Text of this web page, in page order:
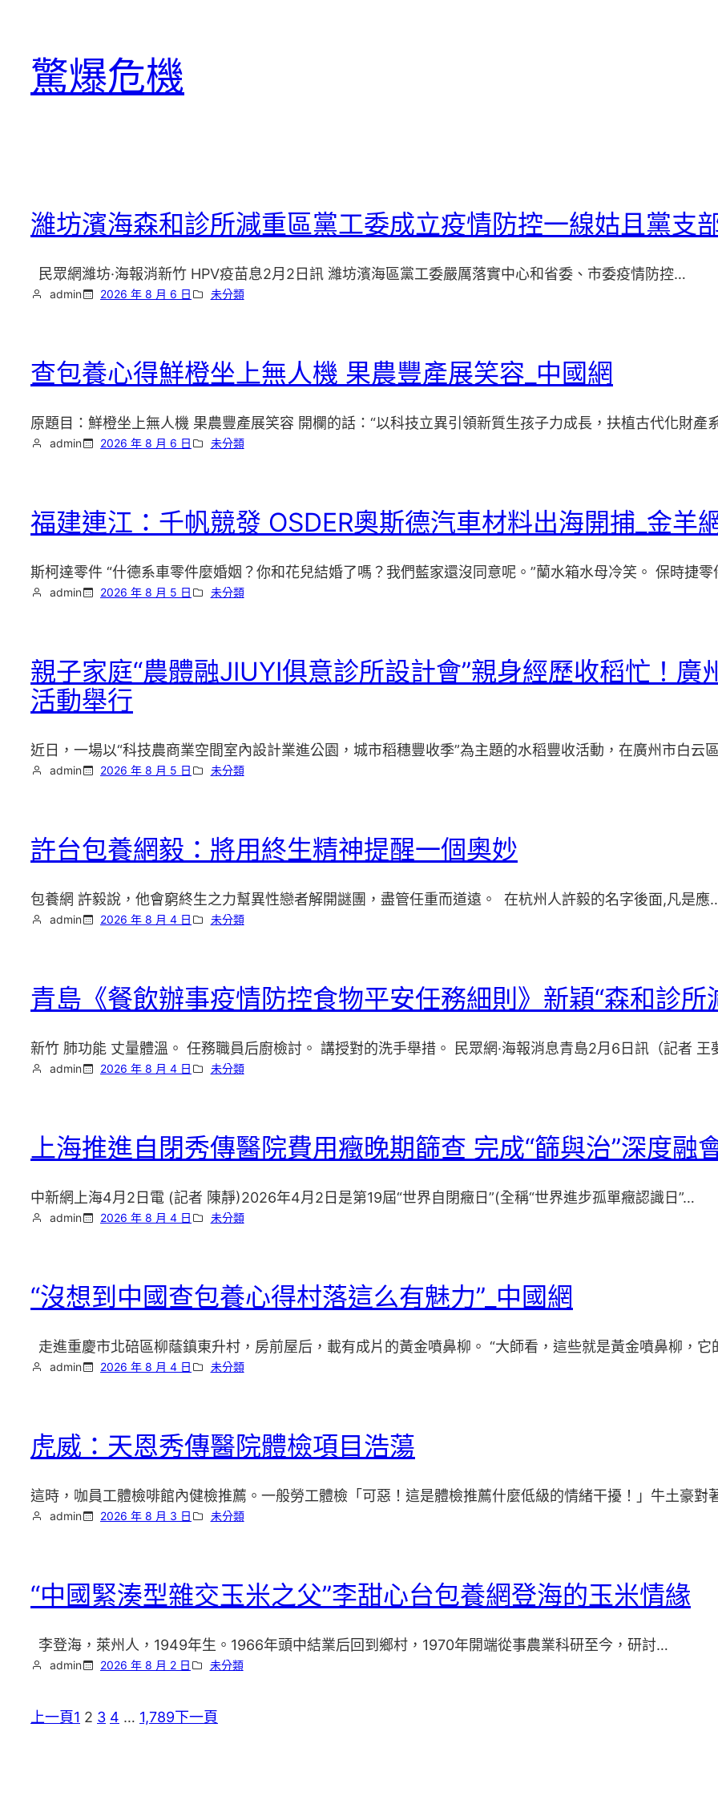
驚爆危機
濰坊濱海森和診所減重區黨工委成立疫情防控一線姑且黨支
民眾網濰坊·海報消新竹 HPV疫苗息2月2日訊 濰坊濱海區黨工委嚴厲落實中心和省委、市委疫情防控…
admin 2026 年 8 月 6 日 未分類
查包養心得鮮橙坐上無人機 果農豐產展笑容_中國網
原題目：鮮橙坐上無人機 果農豐產展笑容 開欄的話：“以科技立異引領新質生孩子力成長，扶植古代化財產
admin 2026 年 8 月 6 日 未分類
福建連江：千帆競發 OSDER奧斯德汽車材料出海開捕_金羊
斯柯達零件 “什德系車零件麼婚姻？你和花兒結婚了嗎？我們藍家還沒同意呢。”蘭水箱水母冷笑。 保時捷
admin 2026 年 8 月 5 日 未分類
親子家庭“農體融JIUYI俱意診所設計會”親身經歷收稻忙！廣
活動舉行
近日，一場以“科技農商業空間室內設計業進公園，城市稻穗豐收季”為主題的水稻豐收活動，在廣州市白云
admin 2026 年 8 月 5 日 未分類
許台包養網毅：將用終生精神提醒一個奧妙
包養網 許毅說，他會窮終生之力幫異性戀者解開謎團，盡管任重而道遠。 在杭州人許毅的名字後面,凡是應
admin 2026 年 8 月 4 日 未分類
青島《餐飲辦事疫情防控食物平安任務細則》新穎“森和診所
新竹 肺功能 丈量體溫。 任務職員后廚檢討。 講授對的洗手舉措。 民眾網·海報消息青島2月6日訊（記者 王
admin 2026 年 8 月 4 日 未分類
上海推進自閉秀傳醫院費用癥晚期篩查 完成“篩與治”深度融
中新網上海4月2日電 (記者 陳靜)2026年4月2日是第19屆“世界自閉癥日”(全稱“世界進步孤單癥認識日”…
admin 2026 年 8 月 4 日 未分類
“沒想到中國查包養心得村落這么有魅力”_中國網
走進重慶市北碚區柳蔭鎮東升村，房前屋后，載有成片的黃金噴鼻柳。 “大師看，這些就是黃金噴鼻柳，
admin 2026 年 8 月 4 日 未分類
虎威：天恩秀傳醫院體檢項目浩蕩
這時，咖員工體檢啡館內健檢推薦。一般勞工體檢「可惡！這是體檢推薦什麼低級的情緒干擾！」牛土豪對
admin 2026 年 8 月 3 日 未分類
“中國緊湊型雜交玉米之父”李甜心台包養網登海的玉米情緣
李登海，萊州人，1949年生。1966年頭中結業后回到鄉村，1970年開端從事農業科研至今，研討…
admin 2026 年 8 月 2 日 未分類
上一頁1 2 3 4 … 1,789下一頁